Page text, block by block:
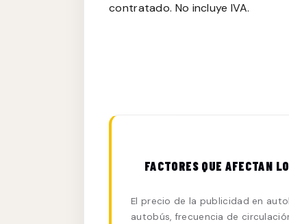
contratado. No incluye IVA.
FACTORES QUE AFECTAN
El precio de la publicidad en
autobús, frecuencia de